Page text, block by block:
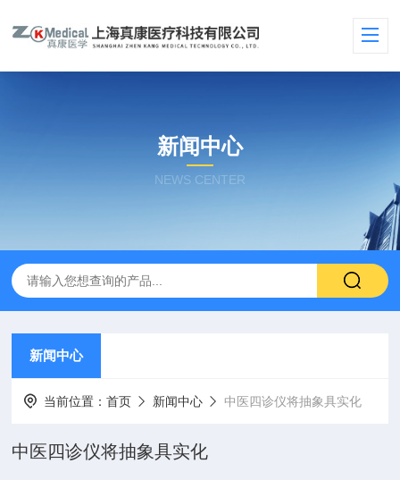
新闻中心
NEWS CENTER
新闻中心
当前位置：首页 新闻中心 中医四诊仪将抽象具实化
中医四诊仪将抽象具实化